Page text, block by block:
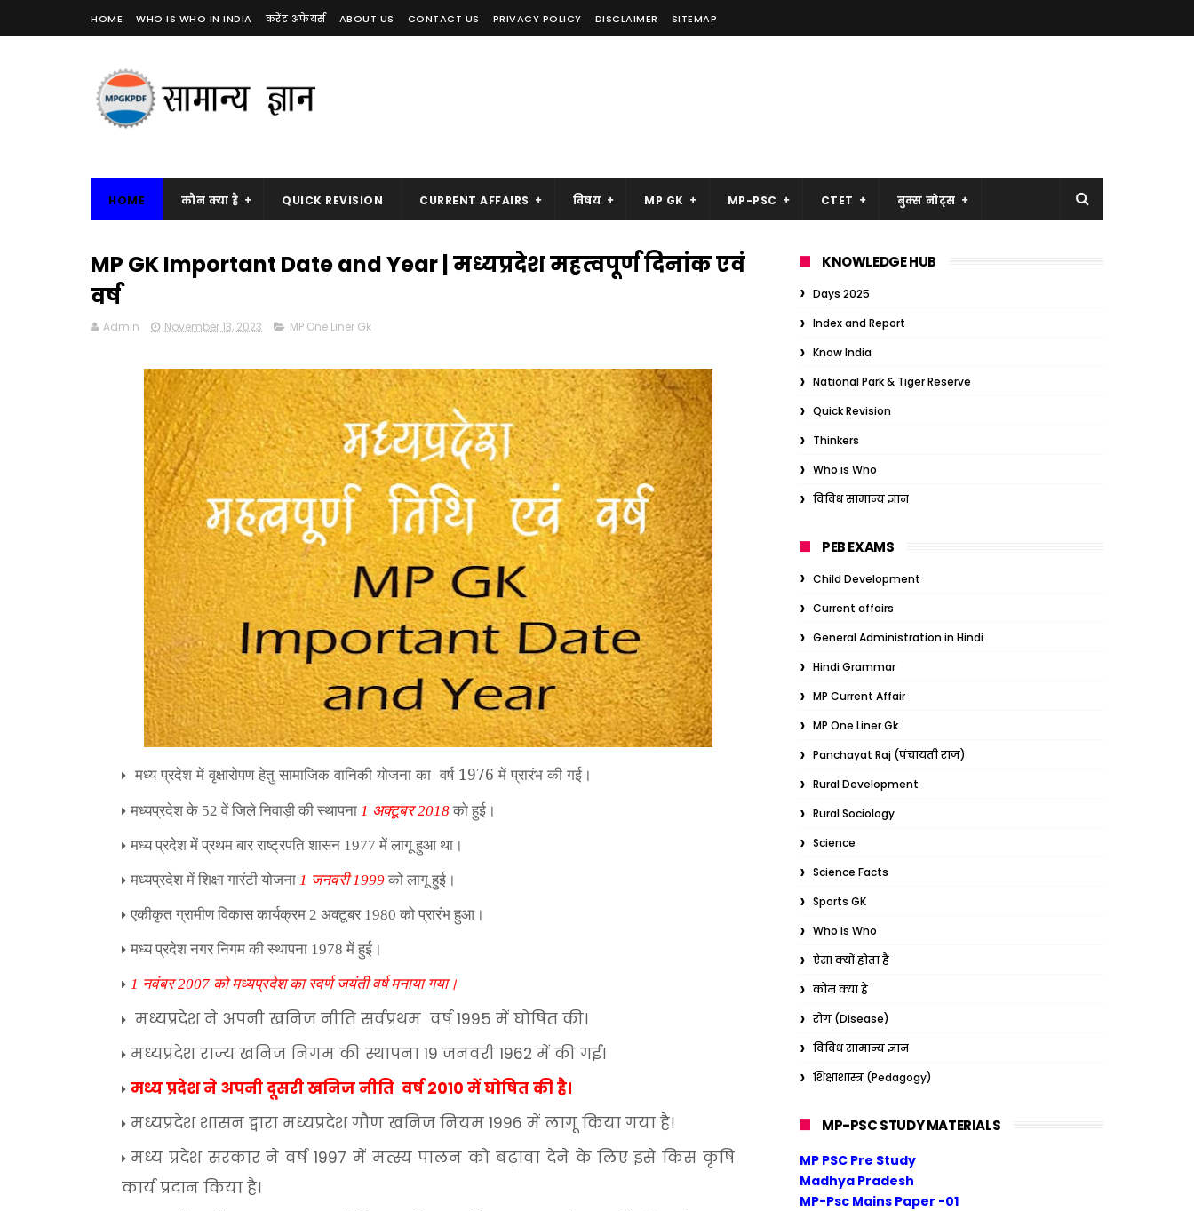
HOME WHO IS WHO IN INDIA करेंट अफेयर्स ABOUT US CONTACT US PRIVACY POLICY DISCLAIMER SITEMAP
HOME कौन क्या है QUICK REVISION CURRENT AFFAIRS विषय MP GK MP-PSC CTET बुक्स नोट्स
MP GK Important Date and Year | मध्यप्रदेश महत्वपूर्ण दिनांक एवं
वर्ष
Admin November 13, 2023 MP One Liner Gk
मध्य प्रदेश में वृक्षारोपण हेतु सामाजिक वानिकी योजना का वर्ष 1976 में प्रारंभ की गई।
मध्यप्रदेश के 52 वें जिले निवाड़ी की स्थापना 1 अक्टूबर2018 को हुई।
मध्य प्रदेश में प्रथम बार राष्ट्रपति शासन 1977 में लागू हुआ था।
मध्यप्रदेश में शिक्षा गारंटी योजना 1 जनवरी1999 को लागू हुई।
एकीकृत ग्रामीण विकास कार्यक्रम 2 अक्टूबर 1980 को प्रारंभ हुआ।
मध्य प्रदेश नगर निगम की स्थापना 1978 में हुई।
1 नवंबर2007 को मध्यप्रदेश का स्वर्ण जयंती वर्ष मनाया गया।
मध्यप्रदेश ने अपनी खनिज नीति सर्वप्रथम वर्ष1995 में घोषित की।
मध्यप्रदेश राज्य खनिज निगम की स्थापना 19 जनवरी 1962 में की गई।
मध्यप्रदेशने अपनीदूसरीखनिजनीति वर्ष2010 मेंघोषितकीहै।
मध्यप्रदेश शासन द्वारा मध्यप्रदेश गौण खनिज नियम 1996 में लागू किया गया है।
मध्य प्रदेश सरकार ने वर्ष1997 में मत्स्य पालन को बढ़ावा देने के लिए इसे किस कृषि
कार्य प्रदान किया है।
KNOWLEDGE HUB
Days 2025
Index and Report
Know India
National Park & Tiger Reserve
Quick Revision
Thinkers
Who is Who
विविध सामान्य ज्ञान
PEB EXAMS
Child Development
Current affairs
General Administration in Hindi
Hindi Grammar
MP Current Affair
MP One Liner Gk
Panchayat Raj (पंचायती राज)
Rural Development
Rural Sociology
Science
Science Facts
Sports GK
Who is Who
ऐसा क्यों होता है
कौन क्या है
रोग (Disease)
विविध सामान्य ज्ञान
शिक्षाशास्त्र (Pedagogy)
MP-PSC STUDY MATERIALS
MP PSC Pre Study
Madhya Pradesh
MP-Psc Mains Paper -01